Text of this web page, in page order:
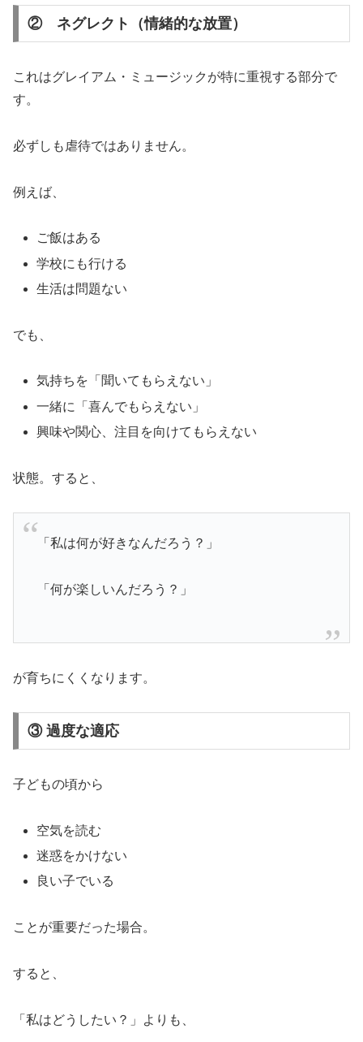
② ネグレクト（情緒的な放置）
これはグレイアム・ミュージックが特に重視する部分で
す。
必ずしも虐待ではありません。
例えば、
ご飯はある
学校にも行ける
生活は問題ない
でも、
気持ちを「聞いてもらえない」
一緒に「喜んでもらえない」
興味や関心、注目を向けてもらえない
状態。すると、
「私は何が好きなんだろう？」
「何が楽しいんだろう？」
が育ちにくくなります。
③ 過度な適応
子どもの頃から
空気を読む
迷惑をかけない
良い子でいる
ことが重要だった場合。
すると、
「私はどうしたい？」よりも、